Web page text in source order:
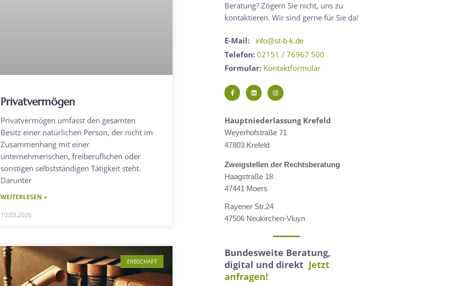
Privatvermögen
Privatvermögen umfasst den gesamten
Besitz einer natürlichen Person, der nicht im
Zusammenhang mit einer
unternehmerischen, freiberuflichen oder
sonstigen selbstständigen Tätigkeit steht.
Darunter
WEITERLESEN »
10.03.2026
ERBSCHAFT
Beratung? Zögern Sie nicht, uns zu
kontaktieren. Wir sind gerne für Sie da!
E-Mail: info@st-b-k.de
Telefon: 02151 / 76967 500
Formular: Kontaktformular
Hauptniederlassung Krefeld
Weyerhofstraße 71
47803 Krefeld
Zweigstellen der Rechtsberatung
Haagstraße 18
47441 Moers
Rayener Str.24
47506 Neukirchen-Vluyn
Bundesweite Beratung,
digital und direkt Jetzt
anfragen!